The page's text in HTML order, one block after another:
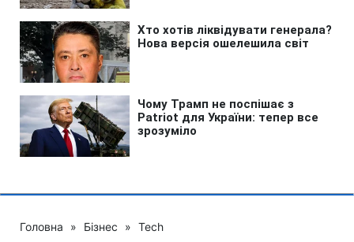
Головна » Бізнес » Tech